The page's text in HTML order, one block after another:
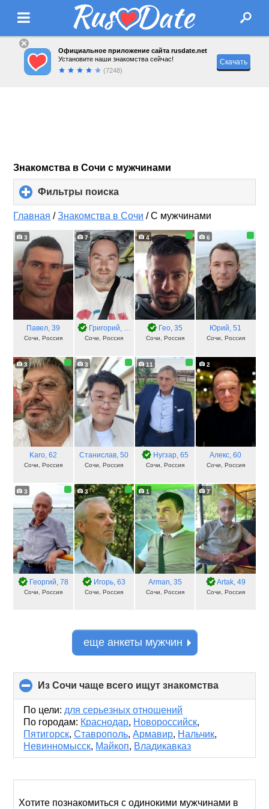
Официальное приложение сайта rusdate.net
Установите наши знакомства сейчас!
(7248)
Скачать
Знакомства в Сочи с мужчинами
Фильтры поиска
to
expand
contents
Главная /Знакомства в Сочи /С мужчинами
3
Павел, 39
Сочи, Россия
7
Григорий, 46
Сочи, Россия
4
Гео, 35
Сочи, Россия
6
Юрий, 51
Сочи, Россия
3
Karo, 62
Сочи, Россия
3
Станислав, 50
Сочи, Россия
11
Нугзар, 65
Сочи, Россия
2
Алекс, 60
Сочи, Россия
3
Георгий, 78
Сочи, Россия
3
Игорь, 63
Сочи, Россия
1
Arman, 35
Сочи, Россия
7
Artak, 49
Сочи, Россия
еще анкеты мужчин
Из Сочи чаще всего ищут знакомства
to
По цели: для серьезных отношений
По городам: Краснодар, Новороссийск,
Пятигорск,Ставрополь,Армавир, Нальчик,
Невинномысск, Майкоп, Владикавказ
Хотите познакомиться с одинокими мужчинами в